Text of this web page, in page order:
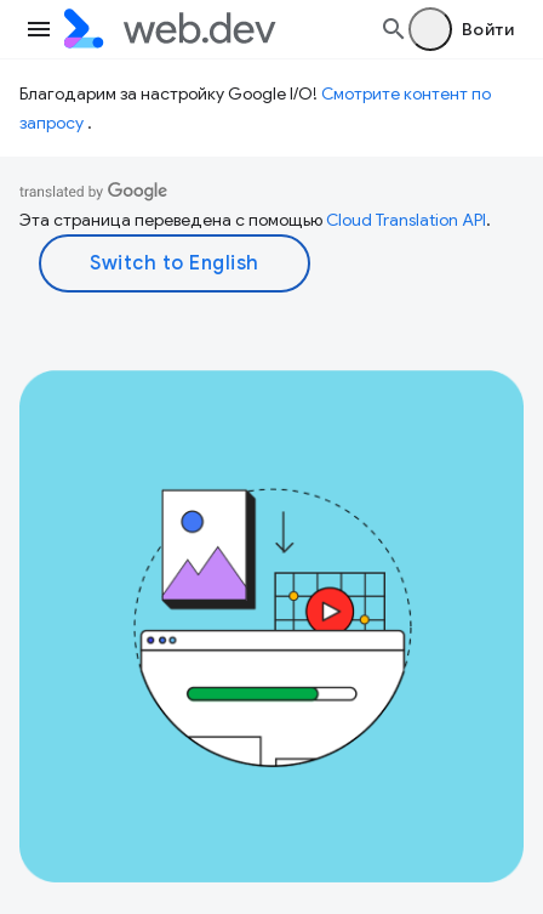
Войти
Благодарим за настройку Google I/O! Смотрите контент по
запросу .
Эта страница переведена с помощьюCloud Translation API.